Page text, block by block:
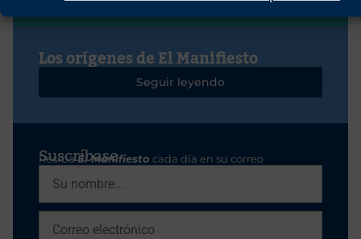
Los orígenes de El Manifiesto
Seguir leyendo
Suscríbase
RecibaEl Manifiesto cada día en su correo